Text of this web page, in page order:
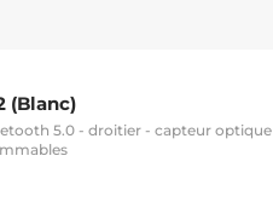
(Blanc)
5.0 - droitier - capteur optique